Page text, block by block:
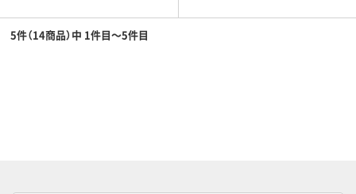
5件（14商品）中 1件目～5件目